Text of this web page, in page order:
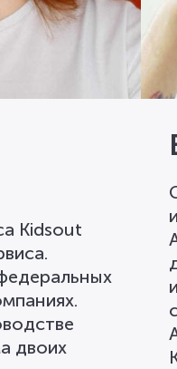
Kidsout
двоих